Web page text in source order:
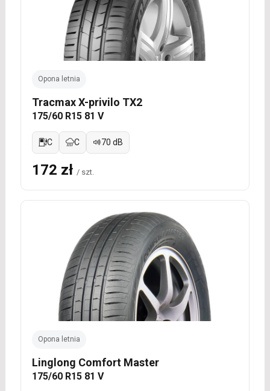
Opona letnia
Tracmax X-privilo TX2
175/60 R15 81 V
C C 70 dB
172 zł / szt.
Opona letnia
Linglong Comfort Master
175/60 R15 81 V